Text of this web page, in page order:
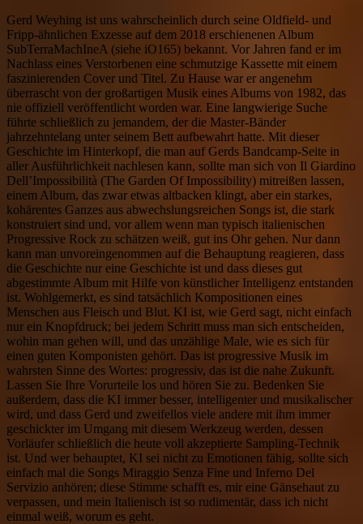
Gerd Weyhing ist uns wahrscheinlich durch seine Oldfield- und
Fripp-ähnlichen Exzesse auf dem 2018 erschienenen Album
SubTerraMachIneA (siehe iO165) bekannt. Vor Jahren fand er im
Nachlass eines Verstorbenen eine schmutzige Kassette mit einem
faszinierenden Cover und Titel. Zu Hause war er angenehm
überrascht von der großartigen Musik eines Albums von 1982, das
nie offiziell veröffentlicht worden war. Eine langwierige Suche
führte schließlich zu jemandem, der die Master-Bänder
jahrzehntelang unter seinem Bett aufbewahrt hatte. Mit dieser
Geschichte im Hinterkopf, die man auf Gerds Bandcamp-Seite in
aller Ausführlichkeit nachlesen kann, sollte man sich von Il Giardino
Dell’Impossibilità (The Garden Of Impossibility) mitreißen lassen,
einem Album, das zwar etwas altbacken klingt, aber ein starkes,
kohärentes Ganzes aus abwechslungsreichen Songs ist, die stark
konstruiert sind und, vor allem wenn man typisch italienischen
Progressive Rock zu schätzen weiß, gut ins Ohr gehen. Nur dann
kann man unvoreingenommen auf die Behauptung reagieren, dass
die Geschichte nur eine Geschichte ist und dass dieses gut
abgestimmte Album mit Hilfe von künstlicher Intelligenz entstanden
ist. Wohlgemerkt, es sind tatsächlich Kompositionen eines
Menschen aus Fleisch und Blut. KI ist, wie Gerd sagt, nicht einfach
nur ein Knopfdruck; bei jedem Schritt muss man sich entscheiden,
wohin man gehen will, und das unzählige Male, wie es sich für
einen guten Komponisten gehört. Das ist progressive Musik im
wahrsten Sinne des Wortes: progressiv, das ist die nahe Zukunft.
Lassen Sie Ihre Vorurteile los und hören Sie zu. Bedenken Sie
außerdem, dass die KI immer besser, intelligenter und musikalischer
wird, und dass Gerd und zweifellos viele andere mit ihm immer
geschickter im Umgang mit diesem Werkzeug werden, dessen
Vorläufer schließlich die heute voll akzeptierte Sampling-Technik
ist. Und wer behauptet, KI sei nicht zu Emotionen fähig, sollte sich
einfach mal die Songs Miraggio Senza Fine und Inferno Del
Servizio anhören; diese Stimme schafft es, mir eine Gänsehaut zu
verpassen, und mein Italienisch ist so rudimentär, dass ich nicht
einmal weiß, worum es geht.